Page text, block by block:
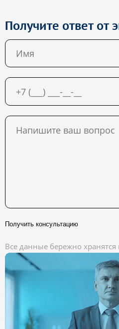
Получите ответ от
Получить консультацию
Все данные бережно